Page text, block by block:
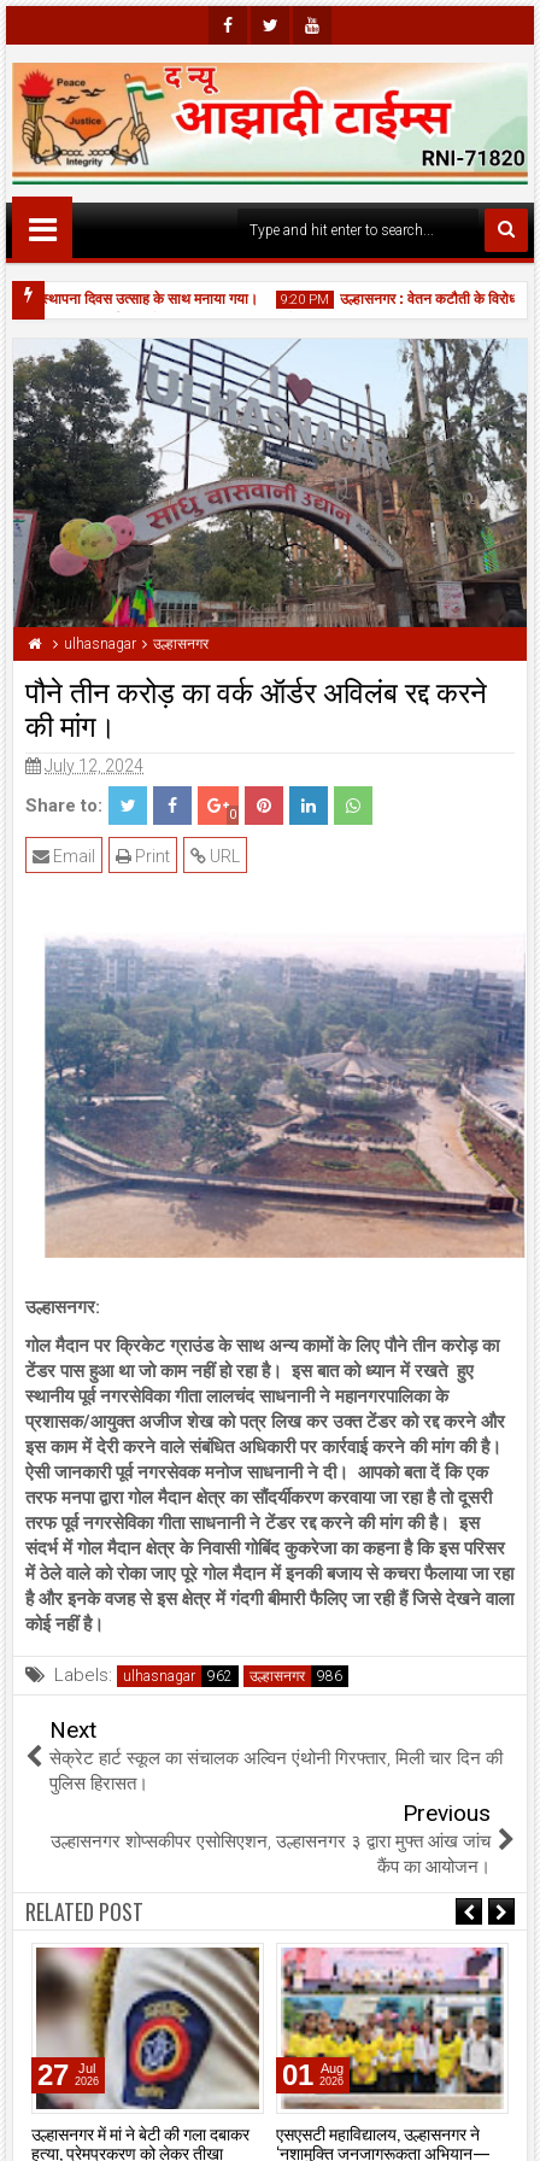
Faceb
Ook
Twitte
R
Youtu
Be
स्थापना दिवस उत्साह के साथ मनाया गया। 9:20 PM
06 Aug
2026
उल्हासनगर : वेतन कटौती के विरोध में
एकादशी पर बिर्ला मंदिर में भव्य महाआरती, श्रद्धालुओं की उमड़ी भीड़।
ulhasnagar उल्हासनगर
पौने तीन करोड़ का वर्क ऑर्डर अविलंब रद्द करने
की मांग।
July 12, 2024
Share to: 0
URL
Print
Email
उल्हासनगर:
गोल मैदान पर क्रिकेट ग्राउंड के साथ अन्य कामों के लिए पौने तीन करोड़ का
टेंडर पास हुआ था जो काम नहीं हो रहा है। इस बात को ध्यान में रखते हुए
स्थानीय पूर्व नगरसेविका गीता लालचंद साधनानी ने महानगरपालिका के
प्रशासक/आयुक्त अजीज शेख को पत्र लिख कर उक्त टेंडर को रद्द करने और
इस काम में देरी करने वाले संबंधित अधिकारी पर कार्रवाई करने की मांग की है।
ऐसी जानकारी पूर्व नगरसेवक मनोज साधनानी ने दी। आपको बता दें कि एक
तरफ मनपा द्वारा गोल मैदान क्षेत्र का सौंदर्यीकरण करवाया जा रहा है तो दूसरी
तरफ पूर्व नगरसेविका गीता साधनानी ने टेंडर रद्द करने की मांग की है। इस
संदर्भ में गोल मैदान क्षेत्र के निवासी गोबिंद कुकरेजा का कहना है कि इस परिसर
में ठेले वाले को रोका जाए पूरे गोल मैदान में इनकी बजाय से कचरा फैलाया जा रहा
है और इनके वजह से इस क्षेत्र में गंदगी बीमारी फैलिए जा रही हैं जिसे देखने वाला
कोई नहीं है।
Labels: ulhasnagar उल्हासनगर
Next
सेक्रेट हार्ट स्कूल का संचालक अल्विन एंथोनी गिरफ्तार, मिली चार दिन की
पुलिस हिरासत।
Previous
उल्हासनगर शोप्सकीपर एसोसिएशन, उल्हासनगर ३ द्वारा मुफ्त आंख जांच
कैंप का आयोजन।
RELATED POST
27 Jul
2026
उल्हासनगर में मां ने बेटी की गला दबाकर
हत्या, प्रेमप्रकरण को लेकर तीखा
01 Aug
2026
एसएसटी महाविद्यालय, उल्हासनगर ने
‘नशामुक्ति जनजागरूकता अभियान—